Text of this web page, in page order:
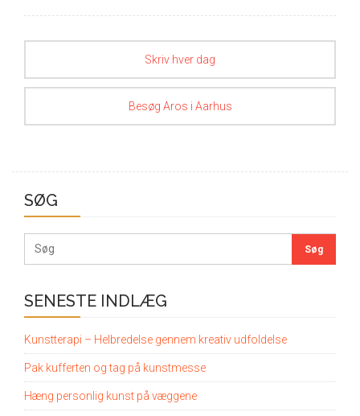
Skriv hver dag
Besøg Aros i Aarhus
SØG
SENESTE INDLÆG
Kunstterapi – Helbredelse gennem kreativ udfoldelse
Pak kufferten og tag på kunstmesse
Hæng personlig kunst på væggene